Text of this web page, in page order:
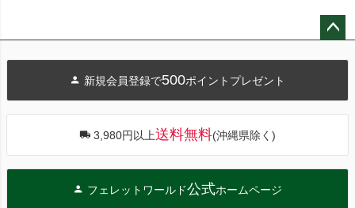
へ
新規会員登録で500ポイントプレゼント
3,980円以上送料無料(沖縄県除く)
フェレットワールド公式ホームページ